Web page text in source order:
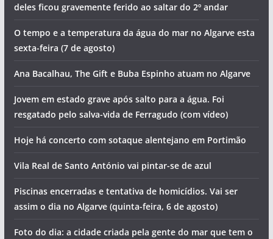
deles ficou gravemente ferido ao saltar do 2º andar
O tempo e a temperatura da água do mar no Algarve esta
sexta-feira (7 de agosto)
Ana Bacalhau, The Gift e Buba Espinho atuam no Algarve
Jovem em estado grave após salto para a água. Foi
resgatado pelo salva-vida de Ferragudo (com vídeo)
Hoje há concerto com sotaque alentejano em Portimão
Vila Real de Santo António vai pintar-se de azul
Piscinas encerradas e tentativa de homicídios. Vai ser
assim o dia no Algarve (quinta-feira, 6 de agosto)
Foto do dia: a cidade criada pela gente do mar que tem o